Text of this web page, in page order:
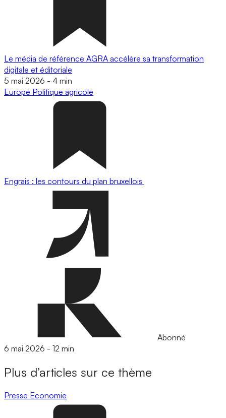
Le média de référence AGRA accélère sa transformation
digitale et éditoriale
5 mai 2026 - 4 min
Europe Politique agricole
Engrais : les contours du plan bruxellois
Abonné
6 mai 2026 - 12 min
Plus d’articles sur ce thème
Presse Economie